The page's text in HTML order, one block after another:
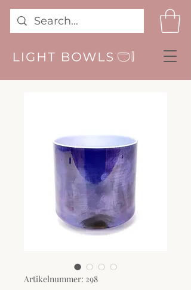
Artikelnummer: 298